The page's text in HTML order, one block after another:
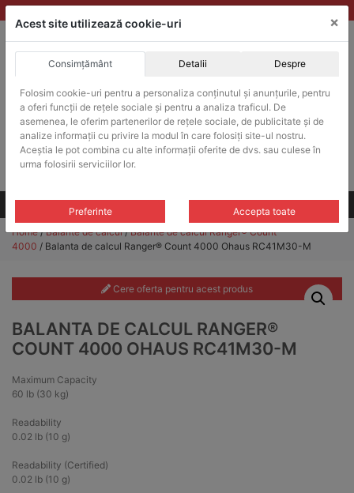
Skip
to
ACHIZITII PUBLICE
Produsele pot fi achizitionate si in sistemul SEAP / SICAP
Products
search
CAUTARE
Toate produsele
Home/Balante de calcul/Balante de calcul Ranger® Count
4000 / Balanta de calcul Ranger® Count 4000 Ohaus RC41M30-M
Cere oferta pentru acest produs
BALANTA DE CALCUL RANGER®
COUNT 4000 OHAUS RC41M30-M
Maximum Capacity
60 lb (30 kg)
Readability
0.02 lb (10 g)
Readability (Certified)
0.02 lb (10 g)
Acest site utilizează cookie-uri ×
Consimțământ Detalii Despre
Folosim cookie-uri pentru a personaliza conținutul și anunțurile, pentru
a oferi funcții de rețele sociale și pentru a analiza traficul. De
asemenea, le oferim partenerilor de rețele sociale, de publicitate și de
analize informații cu privire la modul în care folosiți site-ul nostru.
Aceștia le pot combina cu alte informații oferite de dvs. sau culese în
urma folosirii serviciilor lor.
Preferinte Accepta toate